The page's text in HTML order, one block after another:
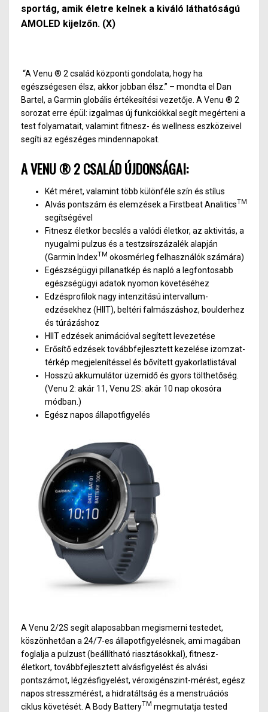
sportág, amik életre kelnek a kiváló láthatóságú
AMOLED kijelzőn. (X)
“A Venu ® 2 család központi gondolata, hogy ha
egészségesen élsz, akkor jobban élsz.” – mondta el Dan
Bartel, a Garmin globális értékesítési vezetője. A Venu ® 2
sorozat erre épül: izgalmas új funkciókkal segít megérteni a
test folyamatait, valamint fitnesz- és wellness eszközeivel
segíti az egészéges mindennapokat.
A VENU ® 2 CSALÁD ÚJDONSÁGAI:
Két méret, valamint több különféle szín és stílus
Alvás pontszám és elemzések a Firstbeat AnaliticsTM
segítségével
Fitnesz életkor becslés a valódi életkor, az aktivitás, a
nyugalmi pulzus és a testzsírszázalék alapján
(Garmin IndexTM okosmérleg felhasználók számára)
Egészségügyi pillanatkép és napló a legfontosabb
egészségügyi adatok nyomon követéséhez
Edzésprofilok nagy intenzitású intervallum-
edzésekhez (HIIT), beltéri falmászáshoz, boulderhez
és túrázáshoz
HIIT edzések animációval segített levezetése
Erősítő edzések továbbfejlesztett kezelése izomzat-
térkép megjelenítéssel és bővített gyakorlatlistával
Hosszú akkumulátor üzemidő és gyors tölthetőség.
(Venu 2: akár 11, Venu 2S: akár 10 nap okosóra
módban.)
Egész napos állapotfigyelés
A Venu 2/2S segít alaposabban megismerni testedet,
köszönhetőan a 24/7-es állapotfigyelésnek, ami magában
foglalja a pulzust (beállítható riasztásokkal), fitnesz-
életkort, továbbfejlesztett alvásfigyelést és alvási
pontszámot, légzésfigyelést, véroxigénszint-mérést, egész
napos stresszmérést, a hidratáltság és a menstruációs
ciklus követését. A Body BatteryTM megmutatja tested